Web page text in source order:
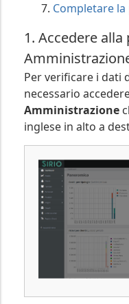
Completare
1. Accedere
Per verificare i dati
necessario
Amministrazione
inglese in alto a